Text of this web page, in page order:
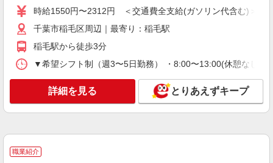
間外勤務手当 〇土日祝勤務手当 〇夜勤手当 〇深
夜勤務手当 〇年末年始勤務手当 〇早朝7:00〜
8:00/夜間18:00〜20:00は時給25％UP
エイジフリーハウス千葉穴川 千葉県千葉市稲
毛区穴川三丁目11番67号
キープ
パート
エイジフリーハウス千葉稲毛町
サービス付き高齢者向け住宅／介護職／早出の
による 社会福祉士・介護福祉士 時給1,257円 その
時給1550円〜2312円 ＜交通費全支給(ガソリン代含む)＞
千葉市稲毛区周辺｜最寄り：稲毛駅
稲毛駅から徒歩3分
▼希望シフト制（週3〜5日勤務） ・8:00〜13:00(休憩なし)
詳細を見る とりあえずキープ
職業紹介